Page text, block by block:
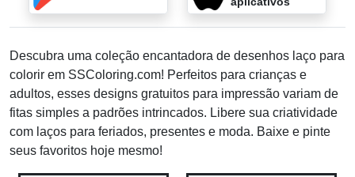
Descubra uma coleção encantadora de desenhos laço para
colorir em SSColoring.com! Perfeitos para crianças e
adultos, esses designs gratuitos para impressão variam de
fitas simples a padrões intrincados. Libere sua criatividade
com laços para feriados, presentes e moda. Baixe e pinte
seus favoritos hoje mesmo!